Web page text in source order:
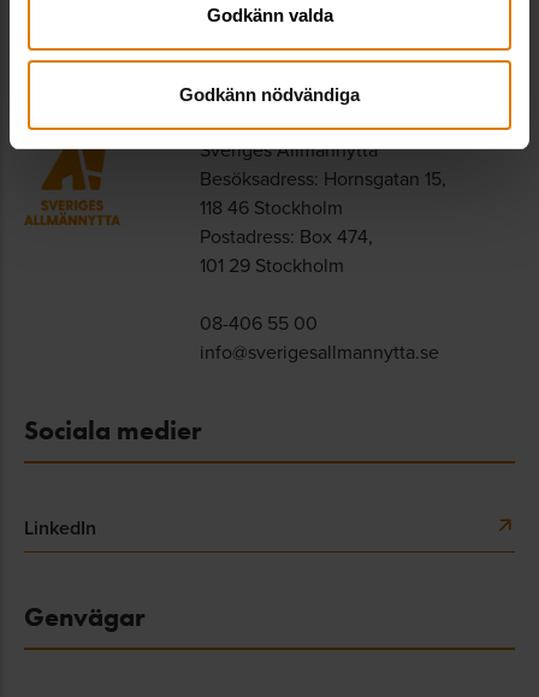
Godkänn valda
Godkänn nödvändiga
Kontakt
Sveriges Allmännytta
Besöksadress: Hornsgatan 15,
118 46 Stockholm
Postadress: Box 474,
101 29 Stockholm
08-406 55 00
info@sverigesallmannytta.se
Sociala medier
LinkedIn
Genvägar